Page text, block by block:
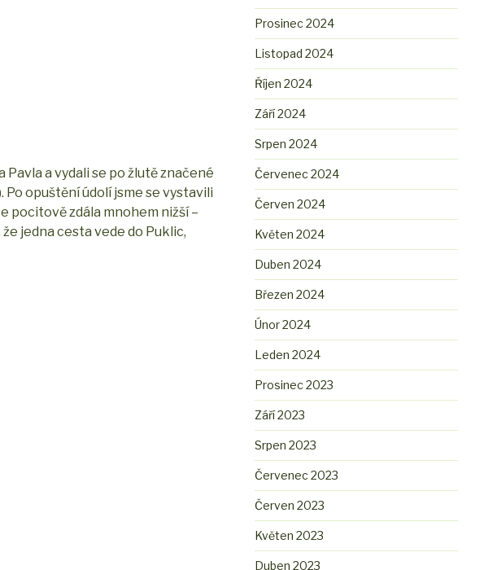
a vydali se po žlutě značené
Po opuštění údolí jsme se vystavili
pocitově zdála mnohem nižší –
jedna cesta vede do Puklic,
Prosinec 2024
Listopad 2024
Říjen 2024
Září 2024
Srpen 2024
Červenec 2024
Červen 2024
Květen 2024
Duben 2024
Březen 2024
Únor 2024
Leden 2024
Prosinec 2023
Září 2023
Srpen 2023
Červenec 2023
Červen 2023
Květen 2023
Duben 2023